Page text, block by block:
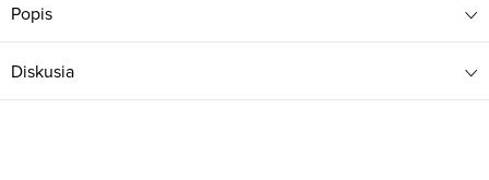
Popis
Diskusia